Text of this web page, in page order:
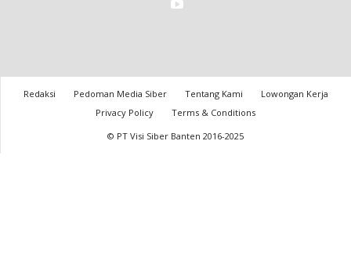
Redaksi Pedoman Media Siber Tentang Kami
Lowongan Kerja
Privacy Policy
Terms & Conditions
© PT Visi Siber Banten 2016-2025